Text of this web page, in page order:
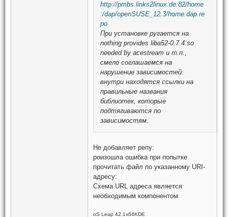
http://pmbs.links2linux.de:82/home
:/dap/openSUSE_12.3/home:dap.re
po
При установке ругается на
nothing provides liba52-0.7.4.so
needed by acestream и т.п.,
смело соглашаемся на
нарушение зависимостей:
внутри находятся ссылки на
правильные названия
библиотек, которые
подтягиваются по
зависимостям.
Не добавляет репу:
роизошла ошибка при попытке
прочитать файл по указанному URI-
адресу:
Схема URL адреса является
необходимым компонентом
oS Leap 42.1x64KDE